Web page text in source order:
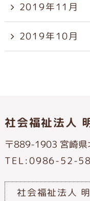
2019年11月
2019年10月
社会福祉法人
〒889-1903 宮崎県
TEL:0986-52-
社会福祉法人